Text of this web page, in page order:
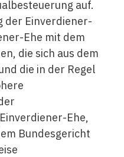
auf.
der Einverdiener-
Ehe mit dem
die sich aus dem
die in der Regel
Ehe,
Bundesgericht